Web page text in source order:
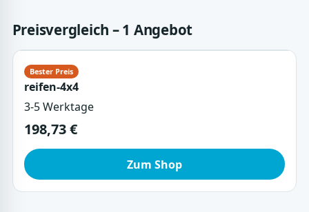
Preisvergleich – 1 Angebot
reifen-4x4
3-5 Werktage
198,73 €
Zum Shop